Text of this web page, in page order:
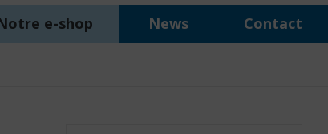
e-shop News Contact